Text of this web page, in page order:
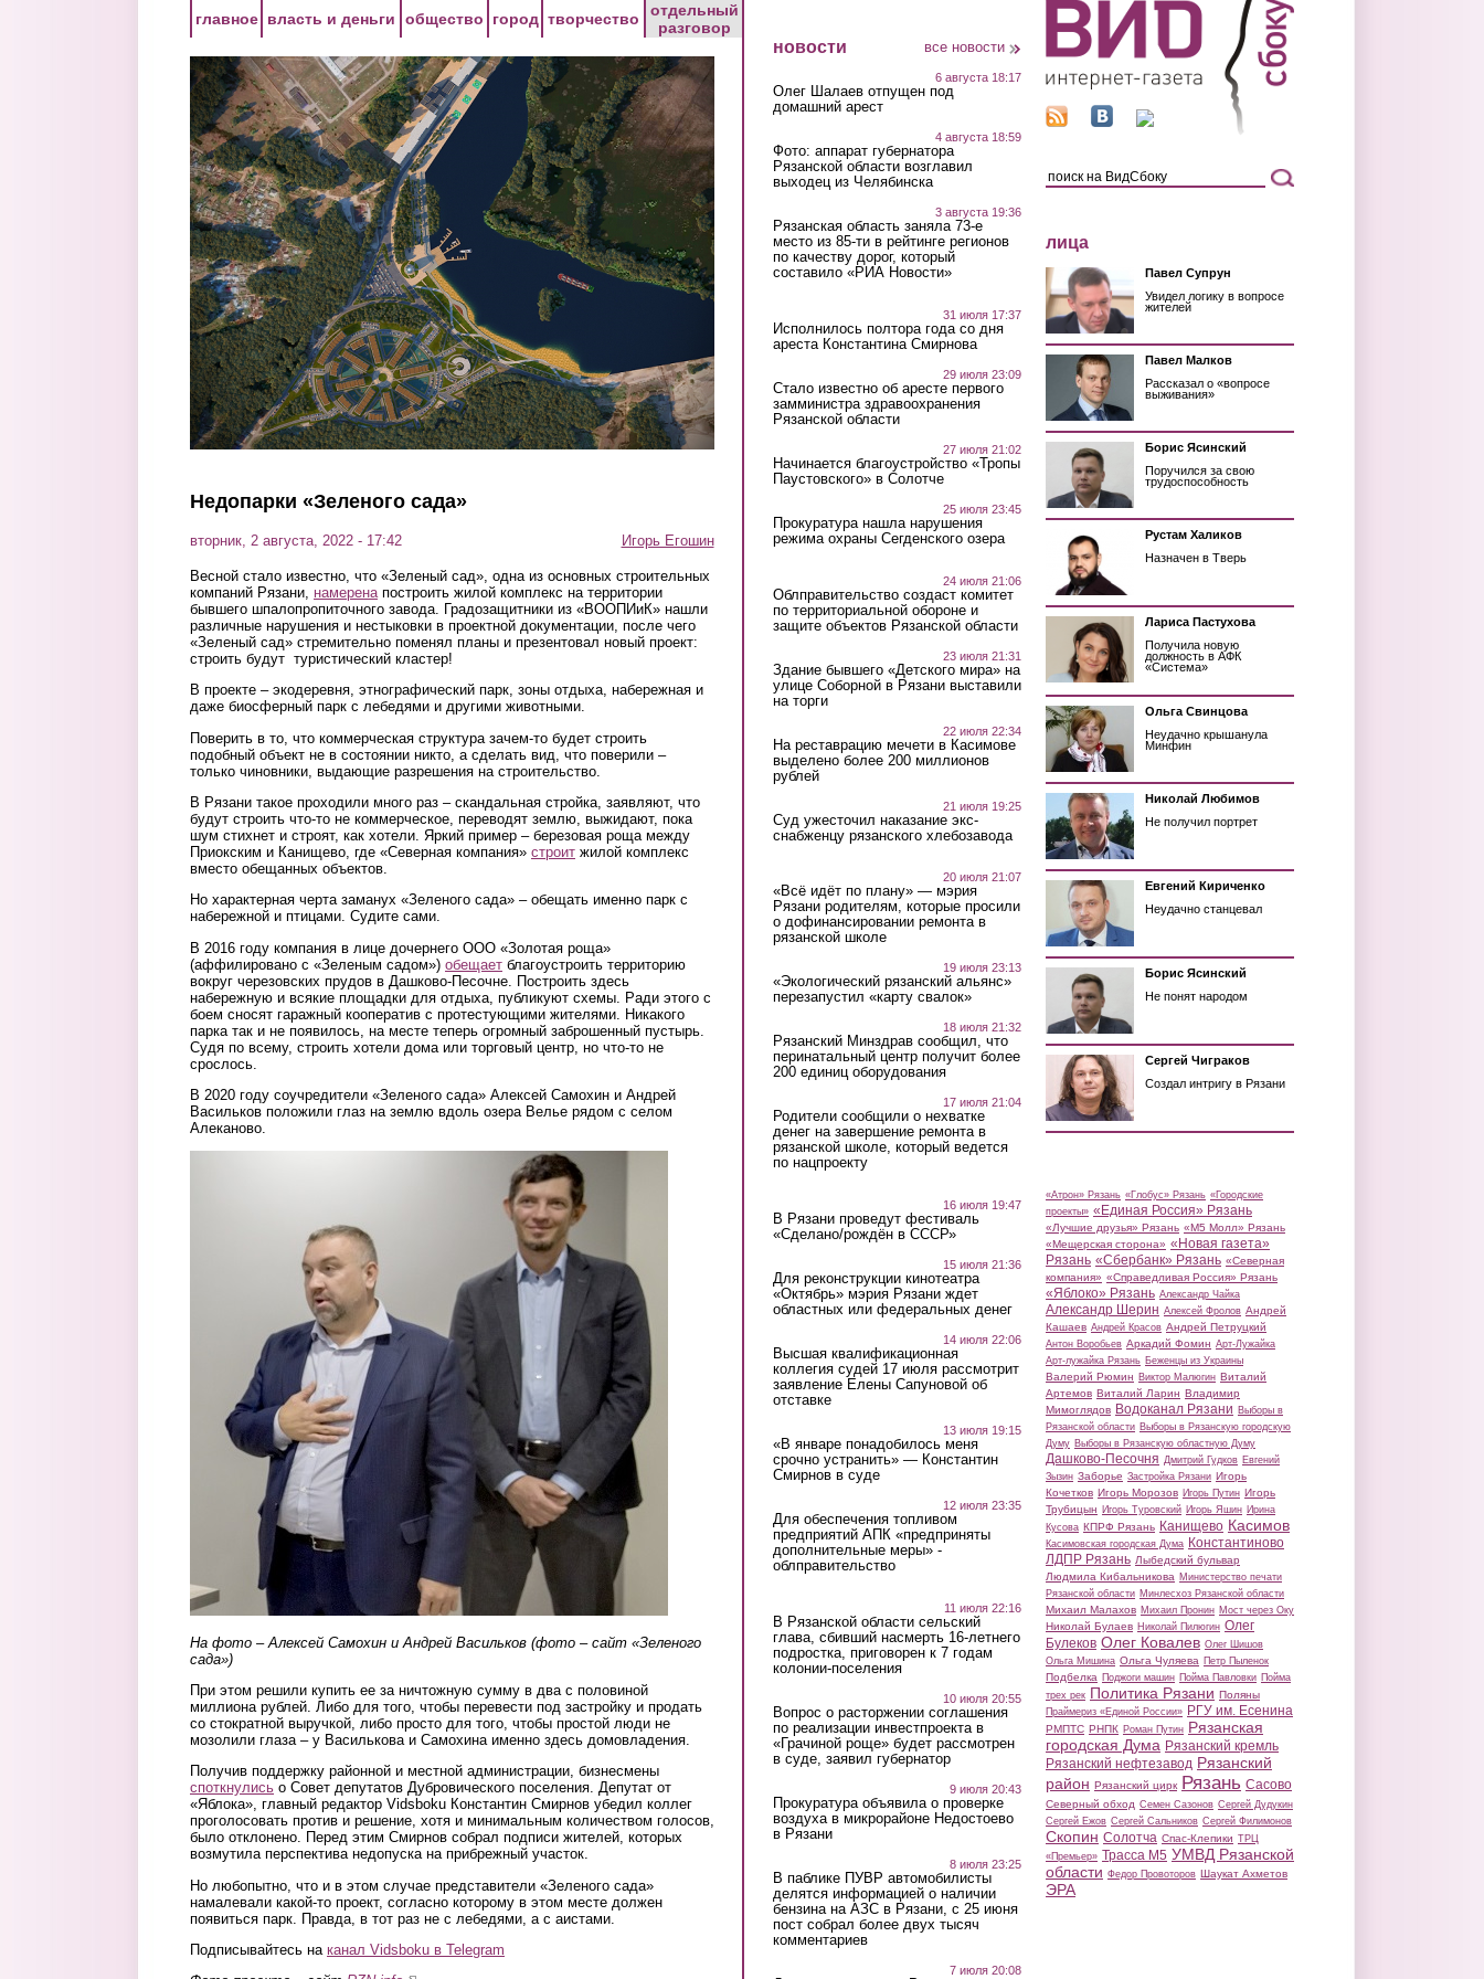
главное власть и деньги общество город творчество
отдельный
разговор
Недопарки «Зеленого сада»
вторник, 2 августа, 2022 - 17:42 Игорь Егошин
Весной стало известно, что «Зеленый сад», одна из основных строительных
компаний Рязани, намеренапостроить жилой комплекс на территории
бывшего шпалопропиточного завода. Градозащитники из «ВООПИиК» нашли
различные нарушения и нестыковки в проектной документации, после чего
«Зеленый сад» стремительно поменял планы и презентовал новый проект:
строить будут туристический кластер!
В проекте – экодеревня, этнографический парк, зоны отдыха, набережная и
даже биосферный парк с лебедями и другими животными.
Поверить в то, что коммерческая структура зачем-то будет строить
подобный объект не в состоянии никто, а сделать вид, что поверили –
только чиновники, выдающие разрешения на строительство.
В Рязани такое проходили много раз – скандальная стройка, заявляют, что
будут строить что-то не коммерческое, переводят землю, выжидают, пока
шум стихнет и строят, как хотели. Яркий пример – березовая роща между
Приокским и Канищево, где «Северная компания» строит жилой комплекс
вместо обещанных объектов.
Но характерная черта заманух «Зеленого сада» – обещать именно парк с
набережной и птицами. Судите сами.
В 2016 году компания в лице дочернего ООО «Золотая роща»
(аффилировано с «Зеленым садом») обещает благоустроить территорию
вокруг черезовских прудов в Дашково-Песочне. Построить здесь
набережную и всякие площадки для отдыха, публикуют схемы. Ради этого с
боем сносят гаражный кооператив с протестующими жителями. Никакого
парка так и не появилось, на месте теперь огромный заброшенный пустырь.
Судя по всему, строить хотели дома или торговый центр, но что-то не
срослось.
В 2020 году соучредители «Зеленого сада» Алексей Самохин и Андрей
Васильков положили глаз на землю вдоль озера Велье рядом с селом
Алеканово.
На фото – Алексей Самохин и Андрей Васильков (фото – сайт «Зеленого
сада»)
При этом решили купить ее за ничтожную сумму в два с половиной
миллиона рублей. Либо для того, чтобы перевести под застройку и продать
со стократной выручкой, либо просто для того, чтобы простой люди не
мозолили глаза – у Василькова и Самохина именно здесь домовладения.
Получив поддержку районной и местной администрации, бизнесмены
споткнулись о Совет депутатов Дубровического поселения. Депутат от
«Яблока», главный редактор Vidsboku Константин Смирнов убедил коллег
проголосовать против и решение, хотя и минимальным количеством голосов,
было отклонено. Перед этим Смирнов собрал подписи жителей, которых
возмутила перспектива недопуска на прибрежный участок.
Но любопытно, что и в этом случае представители «Зеленого сада»
намалевали какой-то проект, согласно которому в этом месте должен
появиться парк. Правда, в тот раз не с лебедями, а с аистами.
Подписывайтесь на канал Vidsboku в Telegram
новости все новости
6 августа 18:17
Олег Шалаев отпущен под
домашний арест
4 августа 18:59
Фото: аппарат губернатора
Рязанской области возглавил
выходец из Челябинска
3 августа 19:36
Рязанская область заняла 73-е
место из 85-ти в рейтинге регионов
по качеству дорог, который
составило «РИА Новости»
31 июля 17:37
Исполнилось полтора года со дня
ареста Константина Смирнова
29 июля 23:09
Стало известно об аресте первого
замминистра здравоохранения
Рязанской области
27 июля 21:02
Начинается благоустройство «Тропы
Паустовского» в Солотче
25 июля 23:45
Прокуратура нашла нарушения
режима охраны Сегденского озера
24 июля 21:06
Облправительство создаст комитет
по территориальной обороне и
защите объектов Рязанской области
23 июля 21:31
Здание бывшего «Детского мира» на
улице Соборной в Рязани выставили
на торги
22 июля 22:34
На реставрацию мечети в Касимове
выделено более 200 миллионов
рублей
21 июля 19:25
Суд ужесточил наказание экс-
снабженцу рязанского хлебозавода
20 июля 21:07
«Всё идёт по плану» — мэрия
Рязани родителям, которые просили
о дофинансировании ремонта в
рязанской школе
19 июля 23:13
«Экологический рязанский альянс»
перезапустил «карту свалок»
18 июля 21:32
Рязанский Минздрав сообщил, что
перинатальный центр получит более
200 единиц оборудования
17 июля 21:04
Родители сообщили о нехватке
денег на завершение ремонта в
рязанской школе, который ведется
по нацпроекту
16 июля 19:47
В Рязани проведут фестиваль
«Сделано/рождён в СССР»
15 июля 21:36
Для реконструкции кинотеатра
«Октябрь» мэрия Рязани ждет
областных или федеральных денег
14 июля 22:06
Высшая квалификационная
коллегия судей 17 июля рассмотрит
заявление Елены Сапуновой об
отставке
13 июля 19:15
«В январе понадобилось меня
срочно устранить» — Константин
Смирнов в суде
12 июля 23:35
Для обеспечения топливом
предприятий АПК «предприняты
дополнительные меры» -
облправительство
11 июля 22:16
В Рязанской области сельский
глава, сбивший насмерть 16-летнего
подростка, приговорен к 7 годам
колонии-поселения
10 июля 20:55
Вопрос о расторжении соглашения
по реализации инвестпроекта в
«Грачиной роще» будет рассмотрен
в суде, заявил губернатор
9 июля 20:43
Прокуратура объявила о проверке
воздуха в микрорайоне Недостоево
в Рязани
8 июля 23:25
В паблике ПУВР автомобилисты
делятся информацией о наличии
бензина на АЗС в Рязани, с 25 июня
пост собрал более двух тысяч
комментариев
7 июля 20:08
лица
Павел Супрун
Увидел логику в вопросе
жителей
Павел Малков
Рассказал о «вопросе
выживания»
Борис Ясинский
Поручился за свою
трудоспособность
Рустам Халиков
Назначен в Тверь
Лариса Пастухова
Получила новую
должность в АФК
«Система»
Ольга Свинцова
Неудачно крышанула
Минфин
Николай Любимов
Не получил портрет
Евгений Кириченко
Неудачно станцевал
Борис Ясинский
Не понят народом
Сергей Чиграков
Создал интригу в Рязани
«Атрон» Рязань «Глобус» Рязань «Городские
проекты» «Единая Россия» Рязань
«Лучшие друзья» Рязань «М5 Молл» Рязань
«Мещерская сторона» «Новая газета»
Рязань «Сбербанк» Рязань «Северная
компания» «Справедливая Россия» Рязань
«Яблоко» Рязань Александр Чайка
Александр Шерин Алексей Фролов Андрей
Кашаев Андрей Красов Андрей Петруцкий
Антон Воробьев Аркадий Фомин Арт-Лужайка
Арт-лужайка Рязань Беженцы из Украины
Валерий Рюмин Виктор Малюгин Виталий
Артемов Виталий Ларин Владимир
Мимоглядов Водоканал Рязани Выборы в
Рязанской области Выборы в Рязанскую городскую
Думу Выборы в Рязанскую областную Думу
Дашково-Песочня Дмитрий Гудков Евгений
Зызин Заборье Застройка Рязани Игорь
Кочетков Игорь Морозов Игорь Путин Игорь
Трубицын Игорь Туровский Игорь Яшин Ирина
Кусова КПРФ Рязань Канищево Касимов
Касимовская городская Дума Константиново
ЛДПР Рязань Лыбедский бульвар
Людмила Кибальникова Министерство печати
Рязанской области Минлесхоз Рязанской области
Михаил Малахов Михаил Пронин Мост через Оку
Николай Булаев Николай Пилюгин Олег
Булеков Олег Ковалев Олег Шишов
Ольга Мишина Ольга Чуляева Петр Пыленок
Подбелка Поджоги машин Пойма Павловки Пойма
трех рек Политика Рязани Поляны
Праймериз «Единой России» РГУ им. Есенина
РМПТС РНПК Роман Путин Рязанская
городская Дума Рязанский кремль
Рязанский нефтезавод Рязанский
район Рязанский цирк Рязань Сасово
Северный обход Семен Сазонов Сергей Дудукин
Сергей Ежов Сергей Сальников Сергей Филимонов
Скопин Солотча Спас-Клепики ТРЦ
«Премьер» Трасса М5 УМВД Рязанской
области Федор Провоторов Шаукат Ахметов
ЭРА